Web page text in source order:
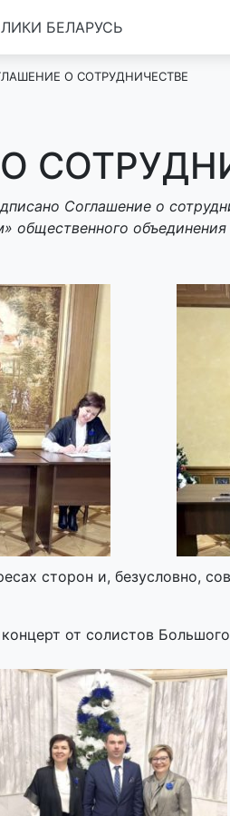
БЕЛАРУСЬ
О СОТРУДНИЧЕСТВЕ
Соглашение о
общественного
сторон и, безусловно,
от солистов